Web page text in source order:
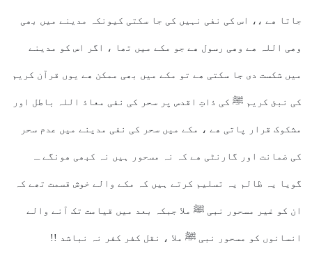
جاتا ھے ،، اس کی نفی نہیں کی جا سکتی کیونکہ مدینے میں بھی
وھی اللہ ھے وھی رسول ھے جو مکے میں تھا ، اگر اس کو مدینے
میں شکست دی جا سکتی ھے تو مکے میں بھی ممکن ھے یوں قرآن کریم
کی نبئ کریم ﷺ کی ذاتِ اقدس پر سحر کی نفی معاذ اللہ باطل اور
مشکوک قرار پاتی ھے ، مکے میں سحر کی نفی مدینے میں عدم سحر
کی ضمانت اور گارنٹی ھے کہ نہ مسحور ہیں نہ کبھی ھونگے ـ
گویا یہ ظالم یہ تسلیم کرتے ہیں کہ مکے والے خوش قسمت تھے کہ
ان کو غیر مسحور نبی ﷺ ملا جبکہ بعد میں قیامت تک آنے والے
انسانوں کو مسحور نبی ﷺ ملا ، نقل کفر کفر نہ نباشد !!